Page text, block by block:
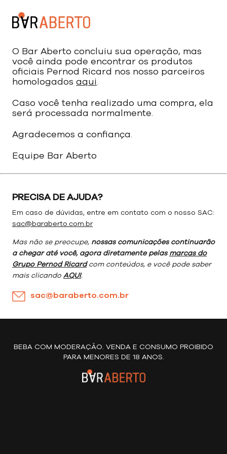
O Bar Aberto concluiu sua operação, mas
você ainda pode encontrar os produtos
oficiais Pernod Ricard nos nosso parceiros
homologados aqui.
Caso você tenha realizado uma compra, ela
será processada normalmente.
Agradecemos a confiança.
Equipe Bar Aberto
PRECISA DE AJUDA?
Em caso de dúvidas, entre em contato com o nosso SAC:
sac@baraberto.com.br
Mas não se preocupe, nossas comunicações continuarão
a chegar até você, agora diretamente pelas marcas do
Grupo Pernod Ricardcom conteúdos, e você pode saber
mais clicando AQUI.
sac@baraberto.com.br
BEBA COM MODERAÇÃO. VENDA E CONSUMO PROIBIDO
PARA MENORES DE 18 ANOS.